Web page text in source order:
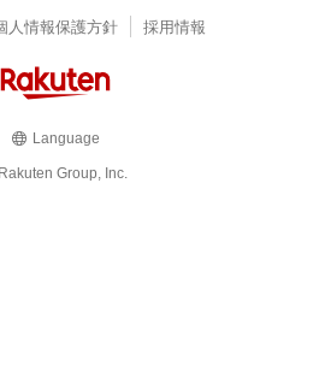
人情報保護方針 採用情報
Language
Group, Inc.